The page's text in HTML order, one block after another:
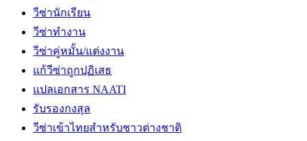
วีซ่านักเรียน
วีซ่าทำงาน
วีซ่าคู่หมั้น/แต่งงาน
แก้วีซ่าถูกปฏิเสธ
แปลเอกสาร NAATI
รับรองกงสุล
วีซ่าเข้าไทยสำหรับชาวต่างชาติ